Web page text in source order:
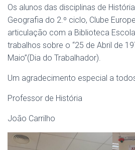
Os alunos das disciplinas de
Geografia do 2.º ciclo, Clube
articulação com a Biblioteca
trabalhos sobre o “25 de Abril de
Maio”(Dia do Trabalhador).
Um agradecimento especial a
Professor de História
João Carrilho